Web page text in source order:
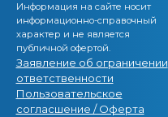
Информация на сайте носит
информационно-справочный
характер и не является
публичной офертой.
Заявление об ограничении
ответственности
Пользовательское
согласшение / Оферта